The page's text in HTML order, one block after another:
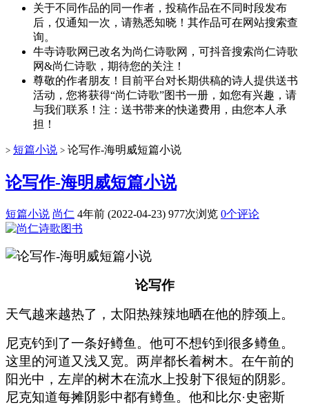
关于不同作品的同一作者，投稿作品在不同时段发布
后，仅通知一次，请熟悉知晓！其作品可在网站搜索查
询。
牛寺诗歌网已改名为尚仁诗歌网，可抖音搜索尚仁诗歌
网&尚仁诗歌，期待您的关注！
尊敬的作者朋友！目前平台对长期供稿的诗人提供送书
活动，您将获得“尚仁诗歌”图书一册，如您有兴趣，请
与我们联系！注：送书带来的快递费用，由您本人承
担！
> 短篇小说 > 论写作-海明威短篇小说
论写作-海明威短篇小说
短篇小说 尚仁 4年前 (2022-04-23) 977次浏览 0个评论
论写作
天气越来越热了，太阳热辣辣地晒在他的脖颈上。
尼克钓到了一条好鳟鱼。他可不想钓到很多鳟鱼。
这里的河道又浅又宽。两岸都长着树木。在午前的
阳光中，左岸的树木在流水上投射下很短的阴影。
尼克知道每摊阴影中都有鳟鱼。他和比尔·史密斯